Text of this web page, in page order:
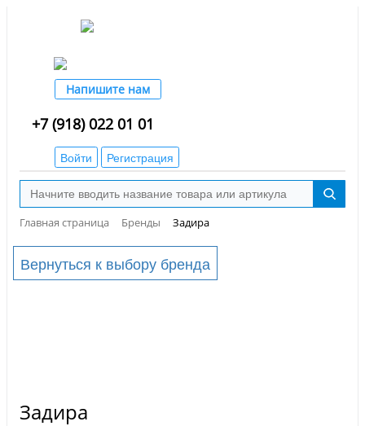
Напишите нам
+7 (918) 022 01 01
Войти Регистрация
Главная страница Бренды Задира
Вернуться к выбору бренда
Задира